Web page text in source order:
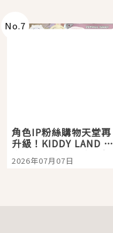
No.7
角色IP粉絲購物天堂再
升級！KIDDY LAND 原
宿店吉伊卡哇迎客，新
開幕 OMOKADO 店3分
2026年07月07日